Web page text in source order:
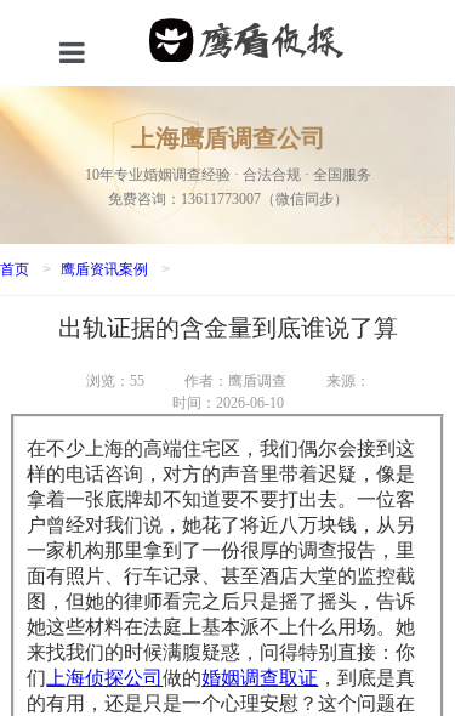
关于我们
新闻资讯
成功案例
联系我们
上海鹰盾调查公司
10年专业婚姻调查经验 · 合法合规 · 全国服务
免费咨询：13611773007（微信同步）
首页 > 鹰盾资讯案例 >
出轨证据的含金量到底谁说了算
浏览： 55 作者：鹰盾调查
来源：
时间：2026-06-10
在不少上海的高端住宅区，我们偶尔会接到这
样的电话咨询，对方的声音里带着迟疑，像是
拿着一张底牌却不知道要不要打出去。一位客
户曾经对我们说，她花了将近八万块钱，从另
一家机构那里拿到了一份很厚的调查报告，里
面有照片、行车记录、甚至酒店大堂的监控截
图，但她的律师看完之后只是摇了摇头，告诉
她这些材料在法庭上基本派不上什么用场。她
来找我们的时候满腹疑惑，问得特别直接：你
们 上海侦探公司做的婚姻调查取证 ，到底是真
的有用，还是只是一个心理安慰？这个问题在